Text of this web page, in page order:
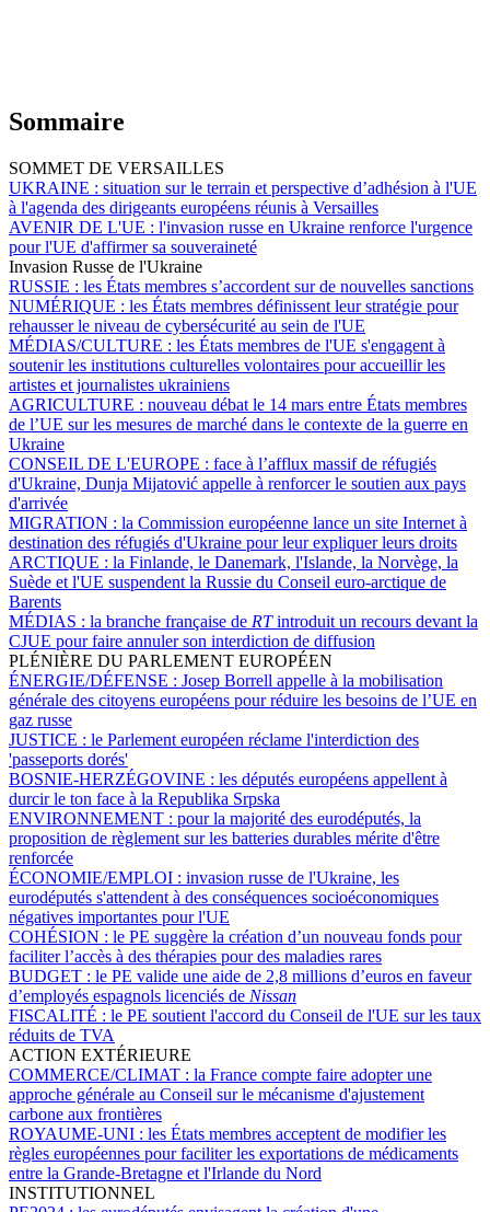
Sommaire
SOMMET DE VERSAILLES
UKRAINE : situation sur le terrain et perspective d’adhésion à l'UE
à l'agenda des dirigeants européens réunis à Versailles
AVENIR DE L'UE : l'invasion russe en Ukraine renforce l'urgence
pour l'UE d'affirmer sa souveraineté
Invasion Russe de l'Ukraine
RUSSIE : les États membres s’accordent sur de nouvelles sanctions
NUMÉRIQUE : les États membres définissent leur stratégie pour
rehausser le niveau de cybersécurité au sein de l'UE
MÉDIAS/CULTURE : les États membres de l'UE s'engagent à
soutenir les institutions culturelles volontaires pour accueillir les
artistes et journalistes ukrainiens
AGRICULTURE : nouveau débat le 14 mars entre États membres
de l’UE sur les mesures de marché dans le contexte de la guerre en
Ukraine
CONSEIL DE L'EUROPE : face à l’afflux massif de réfugiés
d'Ukraine, Dunja Mijatović appelle à renforcer le soutien aux pays
d'arrivée
MIGRATION : la Commission européenne lance un site Internet à
destination des réfugiés d'Ukraine pour leur expliquer leurs droits
ARCTIQUE : la Finlande, le Danemark, l'Islande, la Norvège, la
Suède et l'UE suspendent la Russie du Conseil euro-arctique de
Barents
MÉDIAS : la branche française de RTintroduit un recours devant la
CJUE pour faire annuler son interdiction de diffusion
PLÉNIÈRE DU PARLEMENT EUROPÉEN
ÉNERGIE/DÉFENSE : Josep Borrell appelle à la mobilisation
générale des citoyens européens pour réduire les besoins de l’UE en
gaz russe
JUSTICE : le Parlement européen réclame l'interdiction des
'passeports dorés'
BOSNIE-HERZÉGOVINE : les députés européens appellent à
durcir le ton face à la Republika Srpska
ENVIRONNEMENT : pour la majorité des eurodéputés, la
proposition de règlement sur les batteries durables mérite d'être
renforcée
ÉCONOMIE/EMPLOI : invasion russe de l'Ukraine, les
eurodéputés s'attendent à des conséquences socioéconomiques
négatives importantes pour l'UE
COHÉSION : le PE suggère la création d’un nouveau fonds pour
faciliter l’accès à des thérapies pour des maladies rares
BUDGET : le PE valide une aide de 2,8 millions d’euros en faveur
d’employés espagnols licenciés de Nissan
FISCALITÉ : le PE soutient l'accord du Conseil de l'UE sur les taux
réduits de TVA
ACTION EXTÉRIEURE
COMMERCE/CLIMAT : la France compte faire adopter une
approche générale au Conseil sur le mécanisme d'ajustement
carbone aux frontières
ROYAUME-UNI : les États membres acceptent de modifier les
règles européennes pour faciliter les exportations de médicaments
entre la Grande-Bretagne et l'Irlande du Nord
INSTITUTIONNEL